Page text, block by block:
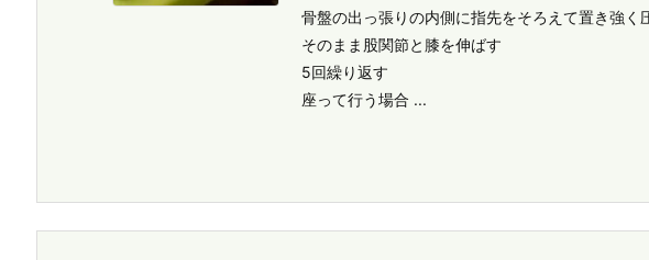
骨盤の出っ張りの内側に指先をそろえて置き強く
そのまま股関節と膝を伸ばす
5回繰り返す
座って行う場合 ...